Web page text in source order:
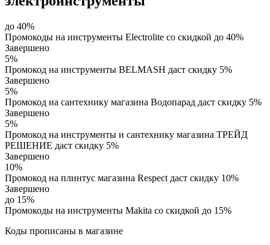
до 40%
Промокоды на инструменты Electrolite со скидкой до 40%
Завершено
5%
Промокод на инструменты BELMASH даст скидку 5%
Завершено
5%
Промокод на сантехнику магазина Водопарад даст скидку 5%
Завершено
5%
Промокод на инструменты и сантехнику магазина ТРЕЙД
РЕШЕНИЕ даст скидку 5%
Завершено
10%
Промокод на плинтус магазина Respect даст скидку 10%
Завершено
до 15%
Промокоды на инструменты Makita со скидкой до 15%
Коды прописаны в магазине